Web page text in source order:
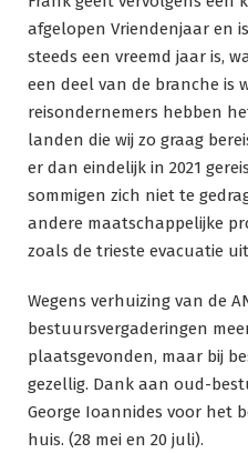
afgelopen Vriendenjaar en
steeds een vreemd jaar is,
een deel van de branche is
reisondernemers hebben
landen die wij zo graag
er dan eindelijk in 2021
sommigen zich niet te
andere maatschappelijke
zoals de trieste evacuatie
Wegens verhuizing van de
bestuursvergaderingen
plaatsgevonden, maar bij
gezellig. Dank aan oud-
George Ioannides voor het
huis. (28 mei en 20 juli).